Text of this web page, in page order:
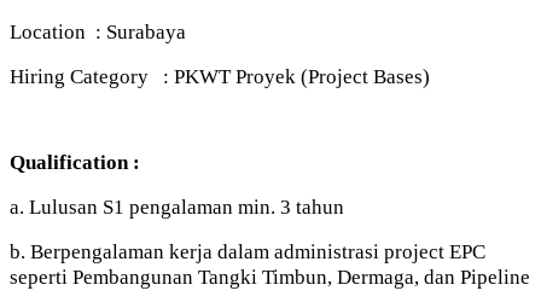
Location : Surabaya
Hiring Category : PKWT Proyek (Project Bases)
Qualification :
a. Lulusan S1 pengalaman min. 3 tahun
b. Berpengalaman kerja dalam administrasi project EPC
seperti Pembangunan Tangki Timbun, Dermaga, dan Pipeline